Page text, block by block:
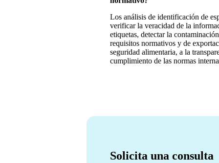
Los análisis de identificación de
verificar la veracidad de la
etiquetas, detectar la
requisitos normativos y de
seguridad alimentaria, a la
cumplimiento de las normas
Solicita una consulta